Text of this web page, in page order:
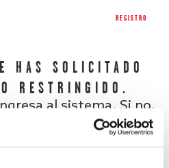
REGISTRO
HAS SOLICITADO
RESTRINGIDO.
al sistema. Si no,